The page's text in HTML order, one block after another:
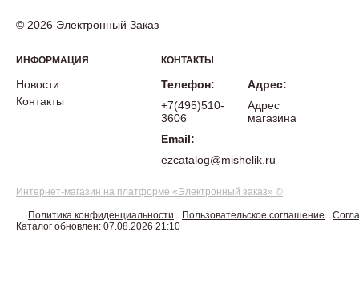
© 2026 Электронный Заказ
ИНФОРМАЦИЯ
Новости
Контакты
КОНТАКТЫ
Телефон:
+7(495)510-
3606
Email:
ezcatalog@mishelik.ru
Адрес:
Адрес
магазина
Интернет-магазин на платформе «Электронный заказ» ©
Политика конфиденциальности Пользовательское соглашение
Каталог обновлен: 07.08.2026 21:10